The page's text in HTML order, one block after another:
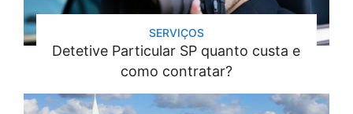
SERVIÇOS
Detetive Particular SP quanto custa e
como contratar?